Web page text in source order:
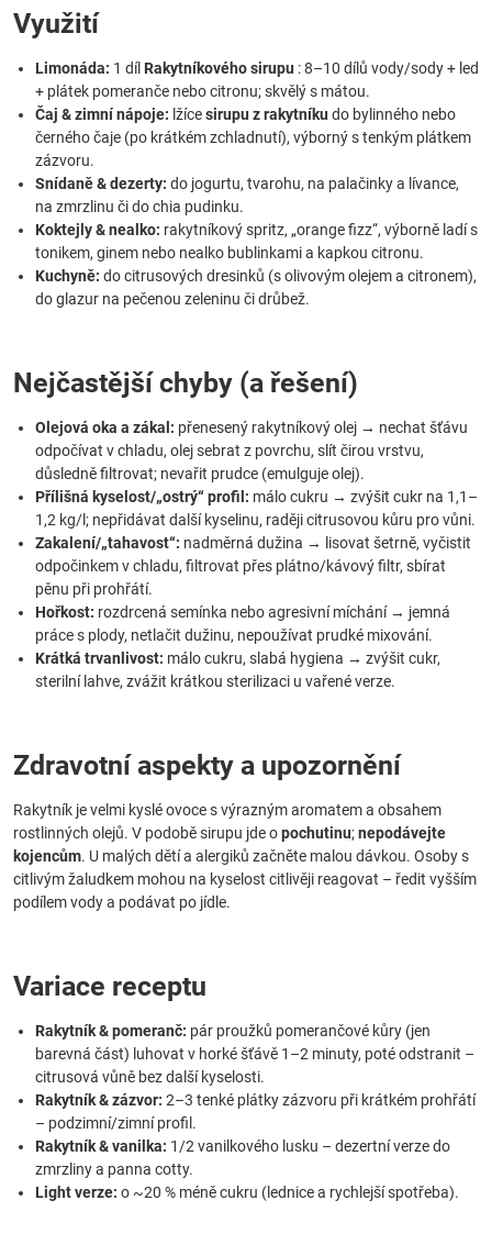
Využití
Limonáda: 1 díl Rakytníkového sirupu : 8–10 dílů vody/sody + led
+ plátek pomeranče nebo citronu; skvělý s mátou.
Čaj & zimní nápoje: lžícesirupu z rakytníku do bylinného nebo
černého čaje (po krátkém zchladnutí), výborný s tenkým plátkem
zázvoru.
Snídaně & dezerty: do jogurtu, tvarohu, na palačinky a lívance,
na zmrzlinu či do chia pudinku.
Koktejly & nealko: rakytníkový spritz, „orange fizz“, výborně ladí s
tonikem, ginem nebo nealko bublinkami a kapkou citronu.
Kuchyně: do citrusových dresinků (s olivovým olejem a citronem),
do glazur na pečenou zeleninu či drůbež.
Nejčastější chyby (a řešení)
Olejová oka a zákal: přenesený rakytníkový olej → nechat šťávu
odpočívat v chladu, olej sebrat z povrchu, slít čirou vrstvu,
důsledně filtrovat; nevařit prudce (emulguje olej).
Přílišná kyselost/„ostrý“ profil: málo cukru → zvýšit cukr na 1,1–
1,2 kg/l; nepřidávat další kyselinu, raději citrusovou kůru pro vůni.
Zakalení/„tahavost“: nadměrná dužina → lisovat šetrně, vyčistit
odpočinkem v chladu, filtrovat přes plátno/kávový filtr, sbírat
pěnu při prohřátí.
Hořkost: rozdrcená semínka nebo agresivní míchání → jemná
práce s plody, netlačit dužinu, nepoužívat prudké mixování.
Krátká trvanlivost: málo cukru, slabá hygiena → zvýšit cukr,
sterilní lahve, zvážit krátkou sterilizaci u vařené verze.
Zdravotní aspekty a upozornění
Rakytník je velmi kyslé ovoce s výrazným aromatem a obsahem
rostlinných olejů. V podobě sirupu jde opochutinu;nepodávejte
kojencům. U malých dětí a alergiků začněte malou dávkou. Osoby s
citlivým žaludkem mohou na kyselost citlivěji reagovat – ředit vyšším
podílem vody a podávat po jídle.
Variace receptu
Rakytník & pomeranč: pár proužků pomerančové kůry (jen
barevná část) luhovat v horké šťávě 1–2 minuty, poté odstranit –
citrusová vůně bez další kyselosti.
Rakytník & zázvor: 2–3 tenké plátky zázvoru při krátkém prohřátí
– podzimní/zimní profil.
Rakytník & vanilka: 1/2 vanilkového lusku – dezertní verze do
zmrzliny a panna cotty.
Light verze: o ~20 % méně cukru (lednice a rychlejší spotřeba).